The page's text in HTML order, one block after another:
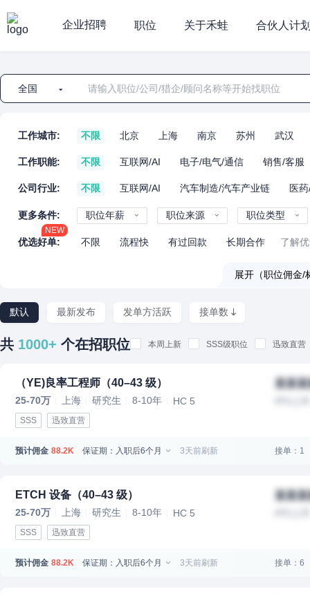
企业招聘 职位 关于禾蛙 合伙人计
全国
工作城市: 不限 北京 上海 南京 苏州 武汉
工作职能: 不限 互联网/AI 电子/电气/通信 销售/客服
公司行业: 不限 互联网/AI 汽车制造/汽车产业链 医
更多条件: 职位年薪 职位来源 职位类型
优选好单:
NEW
不限 流程快 有过回款 长期合作 了解
展开（职位佣
默认 最新发布 发单方活跃 接单数
共 1000+ 个在招职位 本周上新 SSS级职位 迅致直营
（YE)良率工程师（40–43 级）
25-70万 上海 研究生 8-10年 HC 5
SSS 迅致直营
某某
预计佣金 88.2K 保证期：入职后6个月 3天前刷新 接单：1
ETCH 设备（40–43 级）
25-70万 上海 研究生 8-10年 HC 5
SSS 迅致直营
某某
预计佣金 88.2K 保证期：入职后6个月 3天前刷新 接单：6